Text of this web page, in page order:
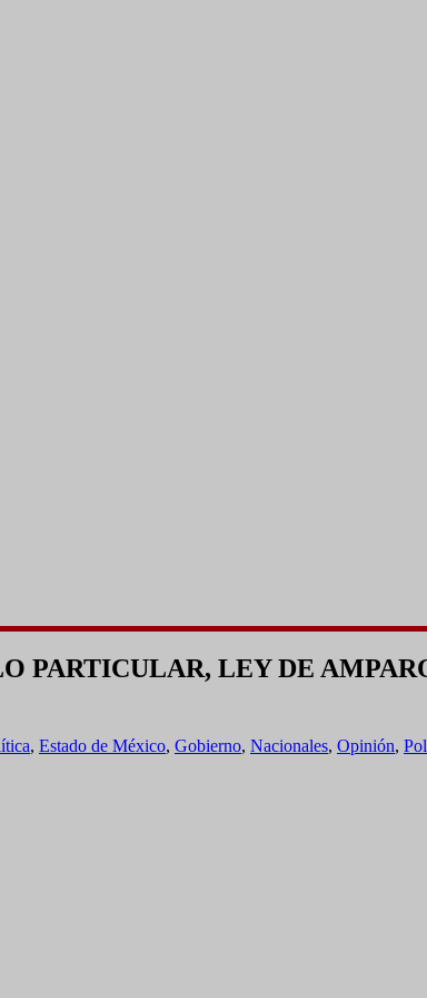
PARTICULAR, LEY DE
, Estado de México, Gobierno, Nacionales, Opinión,